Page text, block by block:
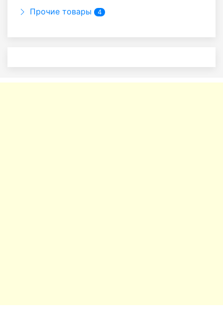
Прочие товары 4